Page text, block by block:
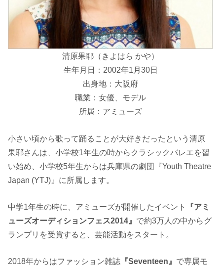
清原果耶（きよはら かや）
生年月日：2002年1月30日
出身地：大阪府
職業：女優、モデル
所属：アミューズ
小さい頃から歌って踊ることが大好きだったという清原
果耶さんは、小学校1年生の時からクラシックバレエを習
い始め、小学校5年生からは兵庫県の劇団『Youth Theatre
Japan (YTJ)』に所属します。
中学1年生の時に、アミューズが開催したイベント
『アミ
ューズオーディションフェス2014』 で約3万人の中からグ
ランプリを受賞すると、芸能活動をスタート。
2018年からはファッション雑誌 『Seventeen』 で専属モ